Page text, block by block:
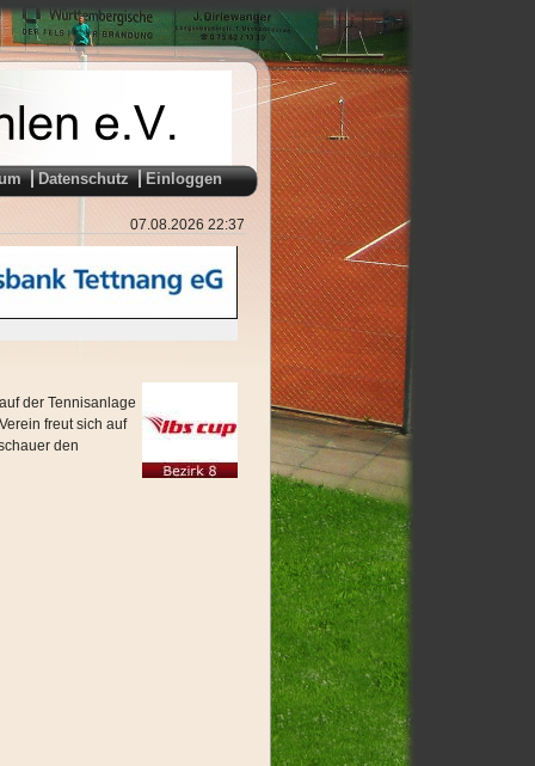
Datenschutz Einloggen
07.08.2026 22:37
der Tennisanlage
freut sich auf
den